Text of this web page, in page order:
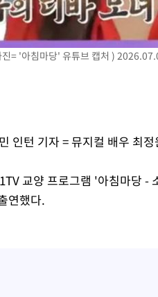
' 축구협회 "실망과 걱정 안겨드려 죄
해안 최대 150㎜ 비
0.6% 나스닥 1.3%↑
= '아침마당' 유튜브 캡처 )
인턴 기자 = 뮤지컬 배우 최
교양 프로그램 '아침마당
연했다.